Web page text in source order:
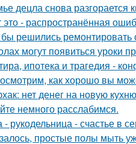
децла снова разгорается
это - распространённая
решились ремонтировать
могут появиться уроки
ипотека и трагедия -
как хорошо вы
нет денег на новую
немного расслабимся.
рукодельница - счастье в
простые полы мыть